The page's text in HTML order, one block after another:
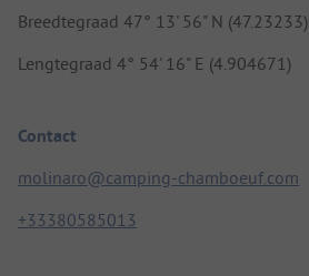
Breedtegraad 47° 13' 56" N (47.23233)
Lengtegraad 4° 54' 16" E (4.904671)
Contact
molinaro@camping-chamboeuf.com
+33380585013